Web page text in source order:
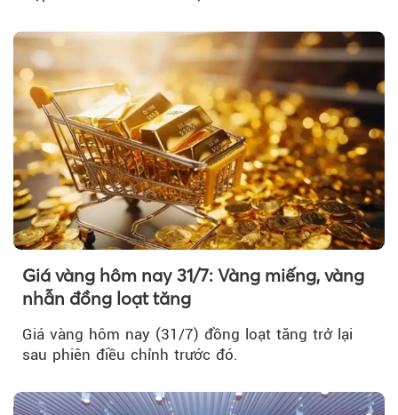
Giá vàng hôm nay 31/7: Vàng miếng, vàng
nhẫn đồng loạt tăng
Giá vàng hôm nay (31/7) đồng loạt tăng trở lại
sau phiên điều chỉnh trước đó.